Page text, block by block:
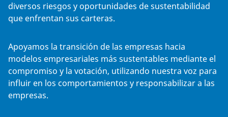
diversos riesgos y oportunidades de sustentabilidad
que enfrentan sus carteras.
Apoyamos la transición de las empresas hacia
modelos empresariales más sustentables mediante el
compromiso y la votación, utilizando nuestra voz para
influir en los comportamientos y responsabilizar a las
empresas.